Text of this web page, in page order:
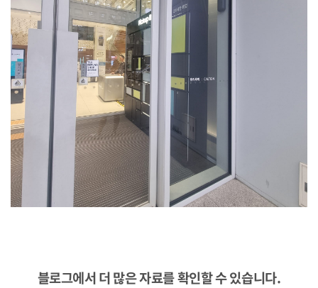
블로그에서더 많은 자료를확인할 수 있습니다.